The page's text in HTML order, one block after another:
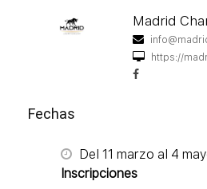
Madrid
https://
Fechas
Del 11 marzo al 4
Inscripciones